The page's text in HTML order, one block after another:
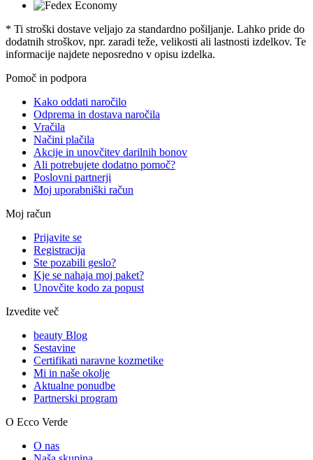
* Ti stroški dostave veljajo za standardno pošiljanje. Lahko pride do
dodatnih stroškov, npr. zaradi teže, velikosti ali lastnosti izdelkov. Te
informacije najdete neposredno v opisu izdelka.
Pomoč in podpora
Kako oddati naročilo
Odprema in dostava naročila
Vračila
Načini plačila
Akcije in unovčitev darilnih bonov
Ali potrebujete dodatno pomoč?
Poslovni partnerji
Moj uporabniški račun
Moj račun
Prijavite se
Registracija
Ste pozabili geslo?
Kje se nahaja moj paket?
Unovčite kodo za popust
Izvedite več
beauty Blog
Sestavine
Certifikati naravne kozmetike
Mi in naše okolje
Aktualne ponudbe
Partnerski program
O Ecco Verde
O nas